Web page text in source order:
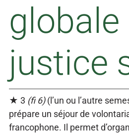
globale
justice
★ 3 (fi 6)(l’un ou l’autre
prépare un séjour de
francophone. Il permet